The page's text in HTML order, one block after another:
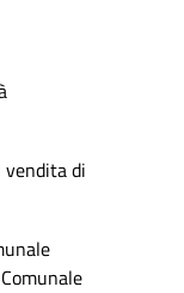
di